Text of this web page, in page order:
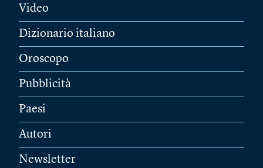
Video
Dizionario italiano
Oroscopo
Pubblicità
Paesi
Autori
Newsletter